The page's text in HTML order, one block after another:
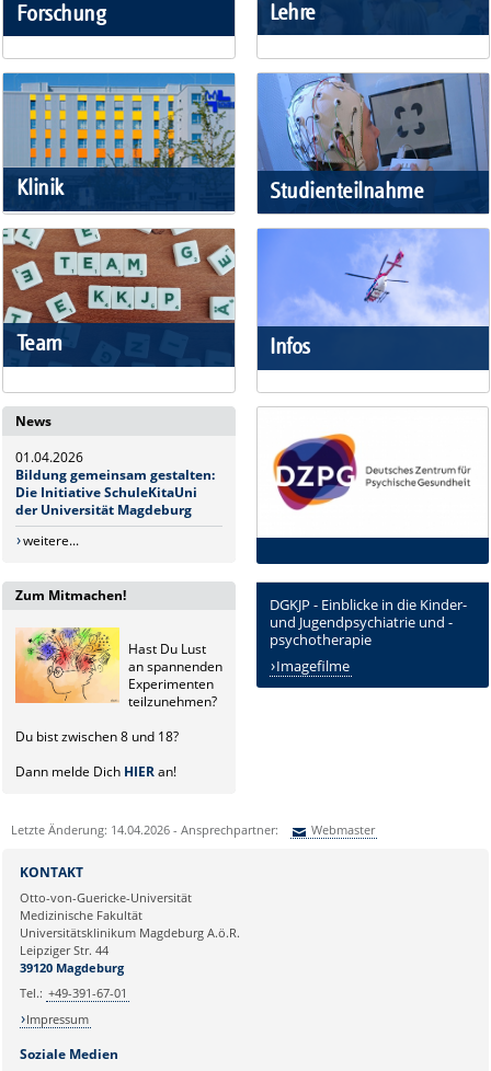
Forschung Lehre
Klinik Studienteilnahme
Team Infos
Zum Mitmachen!
Hast Du Lust
an spannenden
Experimenten
teilzunehmen?
Du bist zwischen 8 und 18?
Dann melde Dich HIERan!
News
01.04.2026
Bildung gemeinsam gestalten:
Die Initiative SchuleKitaUni
der Universität Magdeburg
weitere...
DGKJP - Einblicke in die Kinder-
und Jugendpsychiatrie und -
psychotherapie
Imagefilme
Letzte Änderung: 14.04.2026 - Ansprechpartner: Webmaster
Ihre E-Mailadresse:
Ihr Anliegen:
Soziale Medien
KONTAKT
Otto-von-Guericke-Universität
Medizinische Fakultät
Universitätsklinikum Magdeburg A.ö.R.
Leipziger Str. 44
39120 Magdeburg
Tel.: +49-391-67-01
Impressum